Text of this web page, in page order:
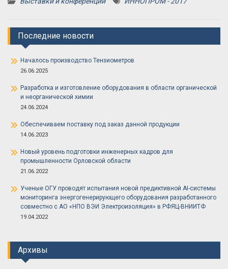
Последние новости
Началось производство Тензиометров
26.06.2025
Разработка и изготовление оборудования в области органической
и неорганической химии
24.06.2024
Обеспечиваем поставку под заказ данной продукции
14.06.2023
Новый уровень подготовки инженерных кадров для
промышленности Орловской области
21.06.2022
Ученые ОГУ проводят испытания новой предиктивной AI-системы
мониторинга энергогенерирующего оборудования разработанного
совместно с АО «НПО ВЭИ Электроизоляция» в РФЯЦ-ВНИИТФ
19.04.2022
Архивы